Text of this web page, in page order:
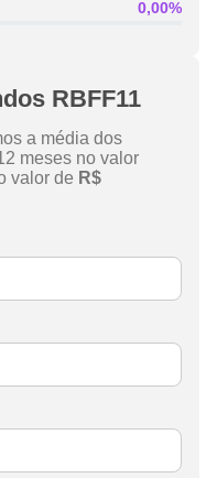
0,00%
RBFF11
a média dos
meses no valor
valor de R$